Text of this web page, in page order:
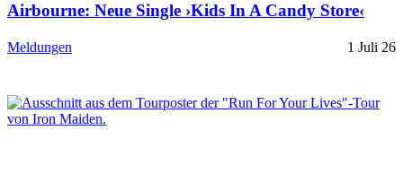
Airbourne: Neue Single ›Kids In A Candy Store‹
Meldungen 1 Juli 26